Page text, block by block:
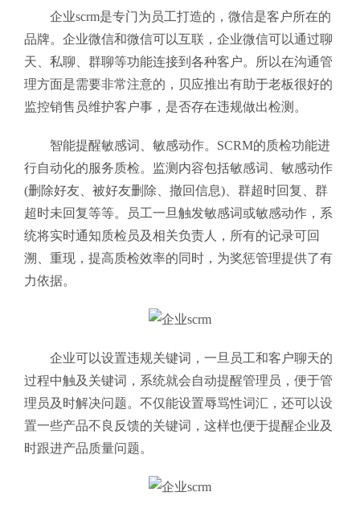
企业scrm是专门为员工打造的，微信是客户所在的
品牌。企业微信和微信可以互联，企业微信可以通过聊
天、私聊、群聊等功能连接到各种客户。所以在沟通管
理方面是需要非常注意的，贝应推出有助于老板很好的
监控销售员维护客户事，是否存在违规做出检测。
智能提醒敏感词、敏感动作。SCRM的质检功能进
行自动化的服务质检。监测内容包括敏感词、敏感动作
(删除好友、被好友删除、撤回信息)、群超时回复、群
超时未回复等等。员工一旦触发敏感词或敏感动作，系
统将实时通知质检员及相关负责人，所有的记录可回
溯、重现，提高质检效率的同时，为奖惩管理提供了有
力依据。
企业可以设置违规关键词，一旦员工和客户聊天的
过程中触及关键词，系统就会自动提醒管理员，便于管
理员及时解决问题。不仅能设置辱骂性词汇，还可以设
置一些产品不良反馈的关键词，这样也便于提醒企业及
时跟进产品质量问题。